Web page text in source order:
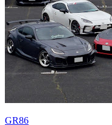
GR86